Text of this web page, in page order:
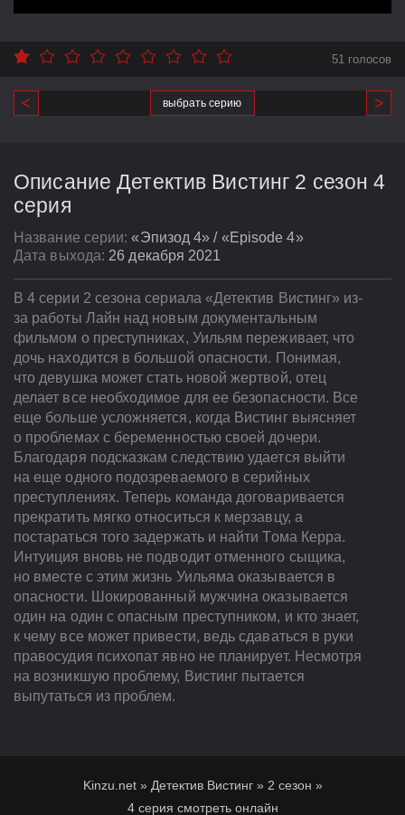
51 голосов
выбрать серию
Описание Детектив Вистинг 2 сезон 4
серия
Название серии:«Эпизод 4» / «Episode 4»
Дата выхода: 26 декабря 2021
В 4 серии 2 сезона сериала «Детектив Вистинг» из-
за работы Лайн над новым документальным
фильмом о преступниках, Уильям переживает, что
дочь находится в большой опасности. Понимая,
что девушка может стать новой жертвой, отец
делает все необходимое для ее безопасности. Все
еще больше усложняется, когда Вистинг выясняет
о проблемах с беременностью своей дочери.
Благодаря подсказкам следствию удается выйти
на еще одного подозреваемого в серийных
преступлениях. Теперь команда договаривается
прекратить мягко относиться к мерзавцу, а
постараться того задержать и найти Тома Керра.
Интуиция вновь не подводит отменного сыщика,
но вместе с этим жизнь Уильяма оказывается в
опасности. Шокированный мужчина оказывается
один на один с опасным преступником, и кто знает,
к чему все может привести, ведь сдаваться в руки
правосудия психопат явно не планирует. Несмотря
на возникшую проблему, Вистинг пытается
выпутаться из проблем.
Kinzu.net» Детектив Вистинг» 2 сезон »
4 серия смотреть онлайн